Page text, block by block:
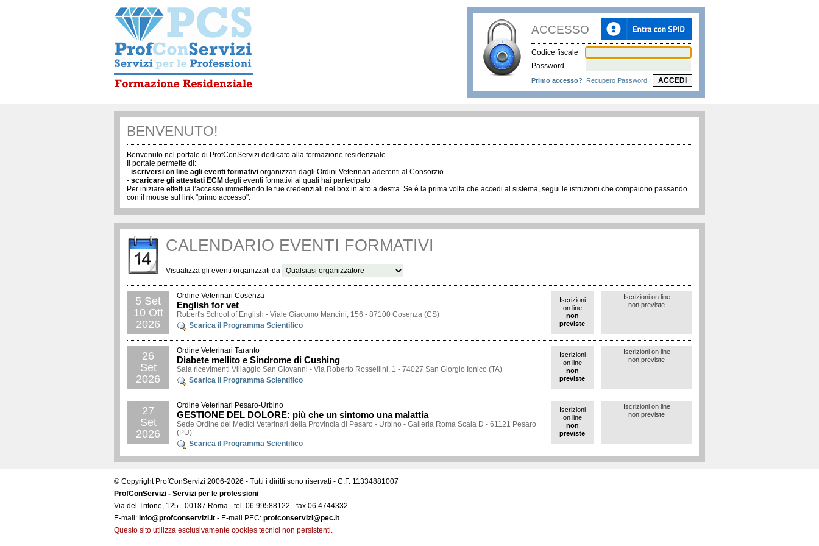
ACCESSO
Codice fiscale
Password
Primo accesso? Recupero Password ACCEDI
BENVENUTO!
Benvenuto nel portale di ProfConServizi dedicato alla formazione residenziale.
Il portale permette di:
- iscriversi on line agli eventi formativi organizzati dagli Ordini Veterinari aderenti al Consorzio
- scaricare gli attestati ECM degli eventi formativi ai quali hai partecipato
Per iniziare effettua l’accesso immettendo le tue credenziali nel box in alto a destra. Se è la prima volta che accedi al sistema, segui le istruzioni che compaiono passando
con il mouse sul link "primo accesso".
CALENDARIO EVENTI FORMATIVI
Visualizza gli eventi organizzati da
5 Set
10 Ott
2026
Ordine Veterinari Cosenza
English for vet
Robert's School of English - Viale Giacomo Mancini, 156 - 87100 Cosenza (CS)
Scarica il Programma Scientifico
Iscrizioni
on line
non
previste
Iscrizioni on line
non previste
26
Set
2026
Ordine Veterinari Taranto
Diabete mellito e Sindrome di Cushing
Sala ricevimenti Villaggio San Giovanni - Via Roberto Rossellini, 1 - 74027 San Giorgio Ionico (TA)
Scarica il Programma Scientifico
Iscrizioni
on line
non
previste
Iscrizioni on line
non previste
27
Set
2026
Ordine Veterinari Pesaro-Urbino
GESTIONE DEL DOLORE: più che un sintomo una malattia
Sede Ordine dei Medici Veterinari della Provincia di Pesaro - Urbino - Galleria Roma Scala D - 61121 Pesaro
(PU)
Scarica il Programma Scientifico
Iscrizioni
on line
non
previste
Iscrizioni on line
non previste
© Copyright ProfConServizi 2006-2026 - Tutti i diritti sono riservati - C.F. 11334881007
ProfConServizi - Servizi per le professioni
Via del Tritone, 125 - 00187 Roma - tel. 06 99588122 - fax 06 4744332
E-mail: info@profconservizi.it - E-mail PEC: profconservizi@pec.it
Questo sito utilizza esclusivamente cookies tecnici non persistenti.